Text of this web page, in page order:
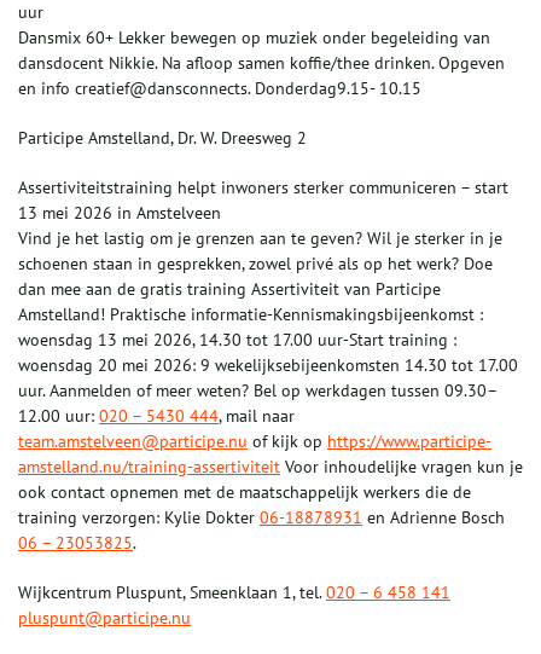
uur
Dansmix 60+ Lekker bewegen op muziek onder begeleiding van
dansdocent Nikkie. Na afloop samen koffie/thee drinken. Opgeven
en info creatief@dansconnects. Donderdag9.15- 10.15
Participe Amstelland, Dr. W. Dreesweg 2
Assertiviteitstraining helpt inwoners sterker communiceren – start
13 mei 2026 in Amstelveen
Vind je het lastig om je grenzen aan te geven? Wil je sterker in je
schoenen staan in gesprekken, zowel privé als op het werk? Doe
dan mee aan de gratis training Assertiviteit van Participe
Amstelland! Praktische informatie-Kennismakingsbijeenkomst :
woensdag 13 mei 2026, 14.30 tot 17.00 uur-Start training :
woensdag 20 mei 2026: 9 wekelijksebijeenkomsten 14.30 tot 17.00
uur. Aanmelden of meer weten? Bel op werkdagen tussen 09.30–
12.00 uur: 020 – 5430 444, mail naar
team.amstelveen@participe.nu of kijk op https://www.participe-
amstelland.nu/training-assertiviteit Voor inhoudelijke vragen kun je
ook contact opnemen met de maatschappelijk werkers die de
training verzorgen: Kylie Dokter 06-18878931 en Adrienne Bosch
06 – 23053825.
Wijkcentrum Pluspunt, Smeenklaan 1, tel.020 – 6 458 141
pluspunt@participe.nu